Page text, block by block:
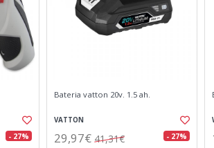
- 27%
Bateria vatton 20v. 1.5 ah.
VATTON
29,97€ 41,31€ - 27%